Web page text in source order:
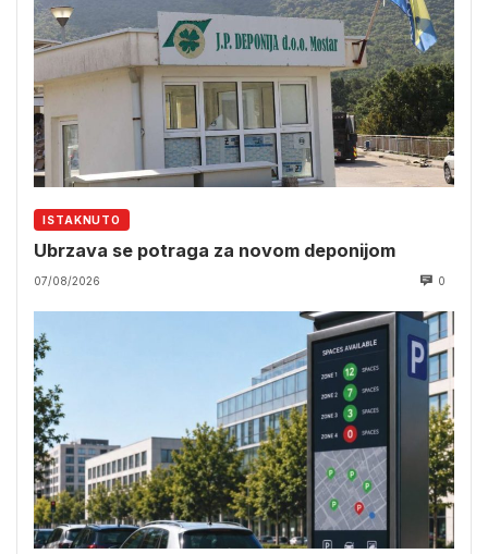
ISTAKNUTO
Ubrzava se potraga za novom deponijom
07/08/2026 0